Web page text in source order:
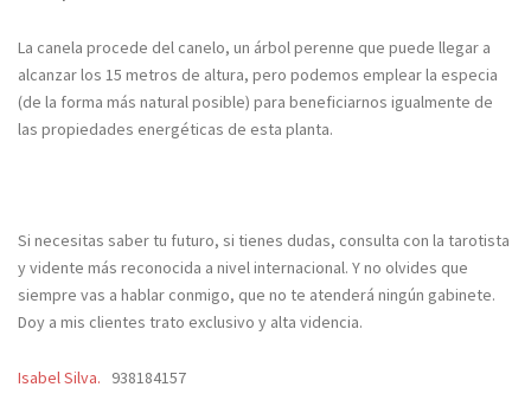
La canela procede del canelo, un árbol perenne que puede llegar a
alcanzar los 15 metros de altura, pero podemos emplear la especia
(de la forma más natural posible) para beneficiarnos igualmente de
las propiedades energéticas de esta planta.
Si necesitas saber tu futuro, si tienes dudas, consulta con la tarotista
y vidente más reconocida a nivel internacional. Y no olvides que
siempre vas a hablar conmigo, que no te atenderá ningún gabinete.
Doy a mis clientes trato exclusivo y alta videncia.
Isabel Silva. 938184157